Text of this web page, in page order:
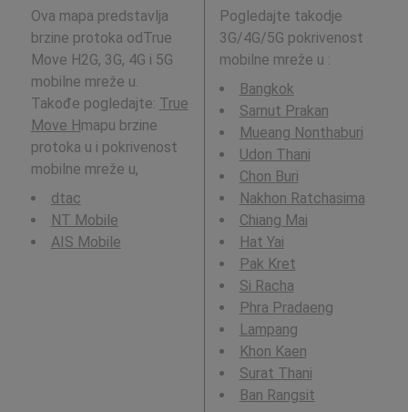
Ova mapa predstavlja
brzine protoka odTrue
Move H2G, 3G, 4G i 5G
mobilne mreže u.
Takođe pogledajte: True
Move Hmapu brzine
protoka u i pokrivenost
mobilne mreže u,
dtac
NT Mobile
AIS Mobile
Pogledajte takodje
3G/4G/5G pokrivenost
mobilne mreže u :
Bangkok
Samut Prakan
Mueang Nonthaburi
Udon Thani
Chon Buri
Nakhon Ratchasima
Chiang Mai
Hat Yai
Pak Kret
Si Racha
Phra Pradaeng
Lampang
Khon Kaen
Surat Thani
Ban Rangsit